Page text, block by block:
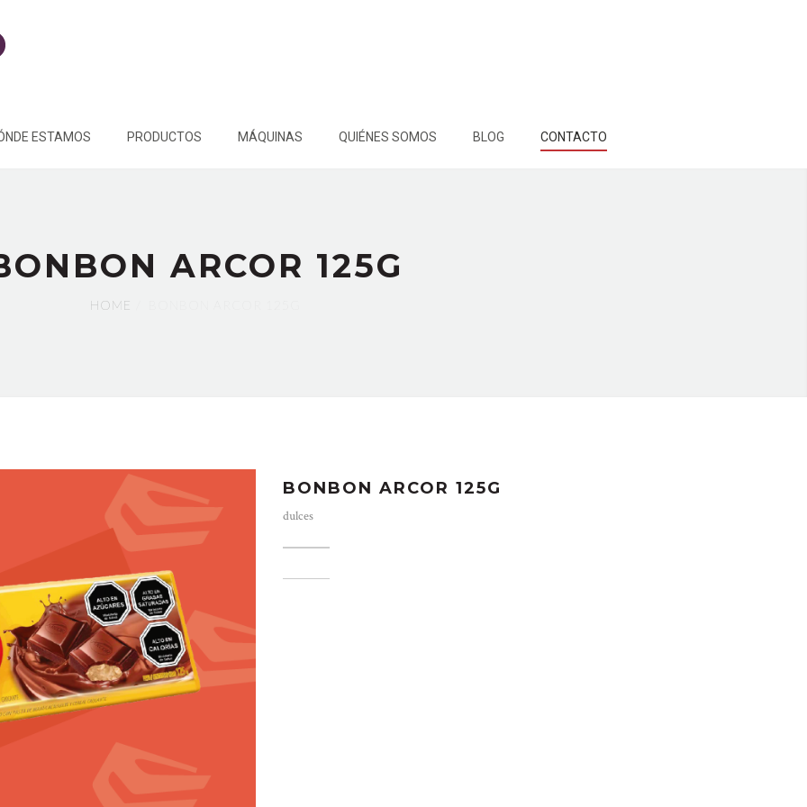
ESTAMOS PRODUCTOS MÁQUINAS QUIÉNES SOMOS BLOG CONTACTO
ARCOR 125G
HOME
BONBON ARCOR 125G
dulces